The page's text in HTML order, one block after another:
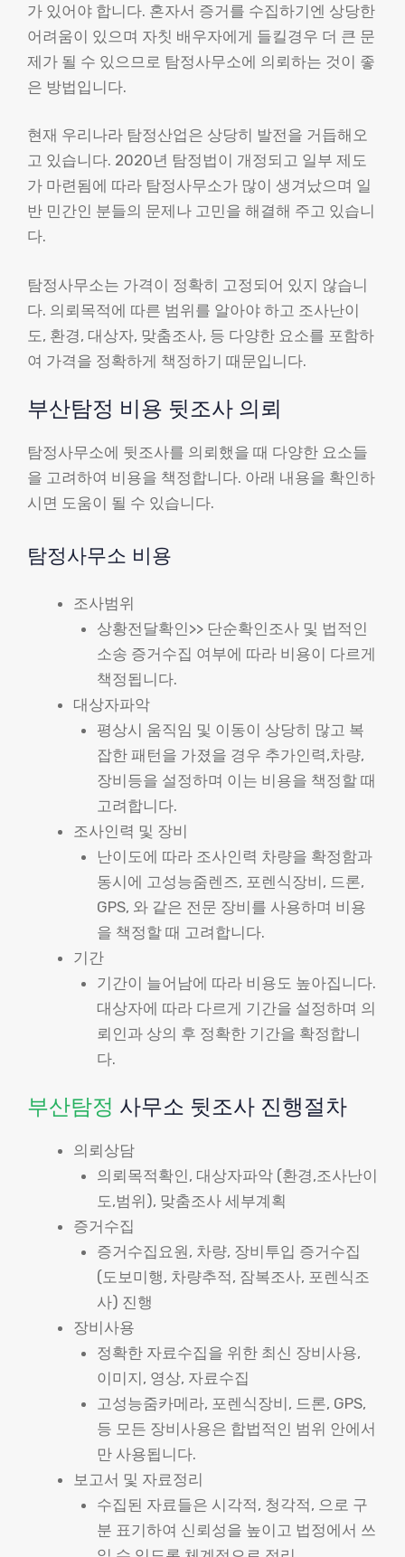
가 있어야 합니다. 혼자서 증거를 수집하기엔 상당한
어려움이 있으며 자칫 배우자에게 들킬경우 더 큰 문
제가 될 수 있으므로 탐정사무소에 의뢰하는 것이 좋
은 방법입니다.
현재 우리나라 탐정산업은 상당히 발전을 거듭해오
고 있습니다. 2020년 탐정법이 개정되고 일부 제도
가 마련됨에 따라 탐정사무소가 많이 생겨났으며 일
반 민간인 분들의 문제나 고민을 해결해 주고 있습니
다.
탐정사무소는 가격이 정확히 고정되어 있지 않습니
다. 의뢰목적에 따른 범위를 알아야 하고 조사난이
도, 환경, 대상자, 맞춤조사, 등 다양한 요소를 포함하
여 가격을 정확하게 책정하기 때문입니다.
부산탐정 비용 뒷조사 의뢰
탐정사무소에 뒷조사를 의뢰했을 때 다양한 요소들
을 고려하여 비용을 책정합니다. 아래 내용을 확인하
시면 도움이 될 수 있습니다.
탐정사무소 비용
조사범위
상황전달확인>> 단순확인조사 및 법적인
소송 증거수집 여부에 따라 비용이 다르게
책정됩니다.
대상자파악
평상시 움직임 및 이동이 상당히 많고 복
잡한 패턴을 가졌을 경우 추가인력,차량,
장비등을 설정하며 이는 비용을 책정할 때
고려합니다.
조사인력 및 장비
난이도에 따라 조사인력 차량을 확정함과
동시에 고성능줌렌즈, 포렌식장비, 드론,
GPS, 와 같은 전문 장비를 사용하며 비용
을 책정할 때 고려합니다.
기간
기간이 늘어남에 따라 비용도 높아집니다.
대상자에 따라 다르게 기간을 설정하며 의
뢰인과 상의 후 정확한 기간을 확정합니
다.
부산탐정 사무소 뒷조사 진행절차
의뢰상담
의뢰목적확인, 대상자파악 (환경,조사난이
도,범위), 맞춤조사 세부계획
증거수집
증거수집요원, 차량, 장비투입 증거수집
(도보미행, 차량추적, 잠복조사, 포렌식조
사) 진행
장비사용
정확한 자료수집을 위한 최신 장비사용,
이미지, 영상, 자료수집
고성능줌카메라, 포렌식장비, 드론, GPS,
등 모든 장비사용은 합법적인 범위 안에서
만 사용됩니다.
보고서 및 자료정리
수집된 자료들은 시각적, 청각적, 으로 구
분 표기하여 신뢰성을 높이고 법정에서 쓰